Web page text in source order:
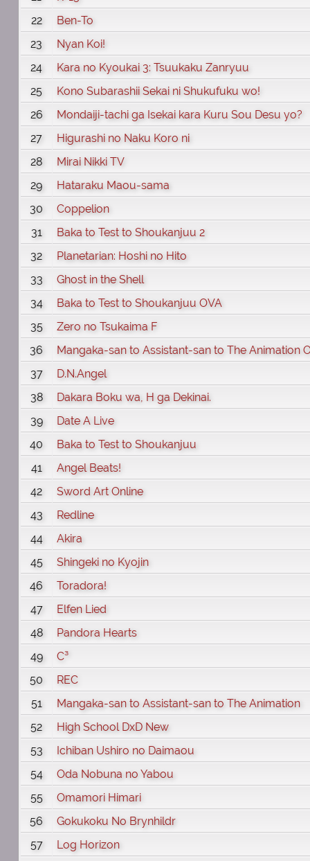
22
Ben-To
23
Nyan Koi!
24
Kara no Kyoukai 3: Tsuukaku Zanryuu
25
Kono Subarashii Sekai ni Shukufuku wo!
26
Mondaiji-tachi ga Isekai kara Kuru Sou Desu yo?
27
Higurashi no Naku Koro ni
28
Mirai Nikki TV
29
Hataraku Maou-sama
30
Coppelion
31
Baka to Test to Shoukanjuu 2
32
Planetarian: Hoshi no Hito
33
Ghost in the Shell
34
Baka to Test to Shoukanjuu OVA
35
Zero no Tsukaima F
36
Mangaka-san to Assistant-san to The Animation
37
D.N.Angel
38
Dakara Boku wa, H ga Dekinai.
39
Date A Live
40
Baka to Test to Shoukanjuu
41
Angel Beats!
42
Sword Art Online
43
Redline
44
Akira
45
Shingeki no Kyojin
46
Toradora!
47
Elfen Lied
48
Pandora Hearts
49
C³
50
REC
51
Mangaka-san to Assistant-san to The Animation
52
High School DxD New
53
Ichiban Ushiro no Daimaou
54
Oda Nobuna no Yabou
55
Omamori Himari
56
Gokukoku No Brynhildr
57
Log Horizon